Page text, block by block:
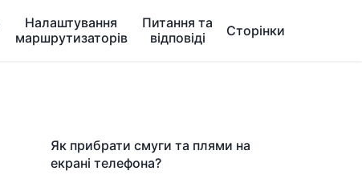
Налаштування
маршрутизаторів
Питання та
відповіді
Сторінки
Як прибрати смуги та плями на
екрані телефона?